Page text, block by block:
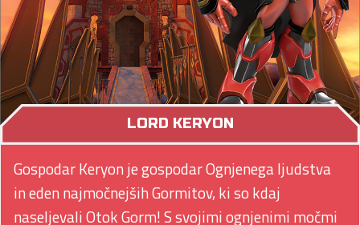
LORD KERYON
Gospodar Keryon je gospodar Ognjenega ljudstva
in eden najmočnejših Gormitov, ki so kdaj
naseljevali Otok Gorm! S svojimi ognjenimi močmi